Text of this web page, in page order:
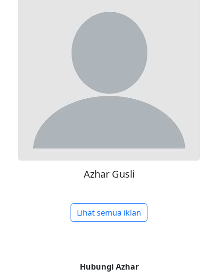
Azhar Gusli
Lihat semua iklan
Hubungi Azhar